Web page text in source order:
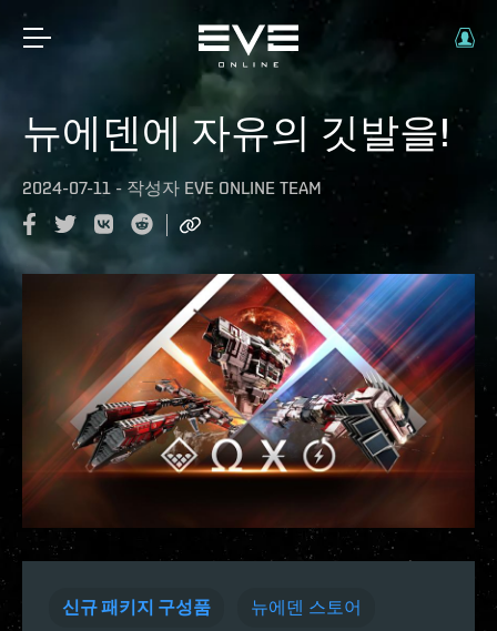
뉴에덴에 자유의 깃발을!
2024-07-11 - 작성자 EVE ONLINE TEAM
신규 패키지 구성품 뉴에덴 스토어